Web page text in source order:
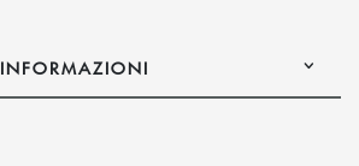
INFORMAZIONI